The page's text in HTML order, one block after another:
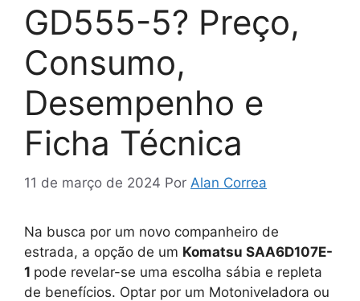
GD555-5? Preço,
Consumo,
Desempenho e
Ficha Técnica
11 de março de 2024 Por Alan Correa
Na busca por um novo companheiro de
estrada, a opção de um Komatsu SAA6D107E-
1 pode revelar-se uma escolha sábia e repleta
de benefícios. Optar por um Motoniveladora ou